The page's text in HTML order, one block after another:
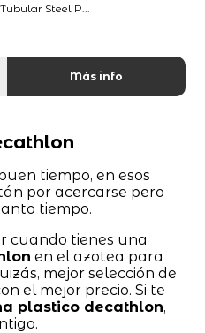
Steel P...
Más info
tiempo, en esos
por acercarse pero
tiempo.
cuando tienes una
en el azotea para
mejor selección de
el mejor precio. Si te
plastico decathlon,